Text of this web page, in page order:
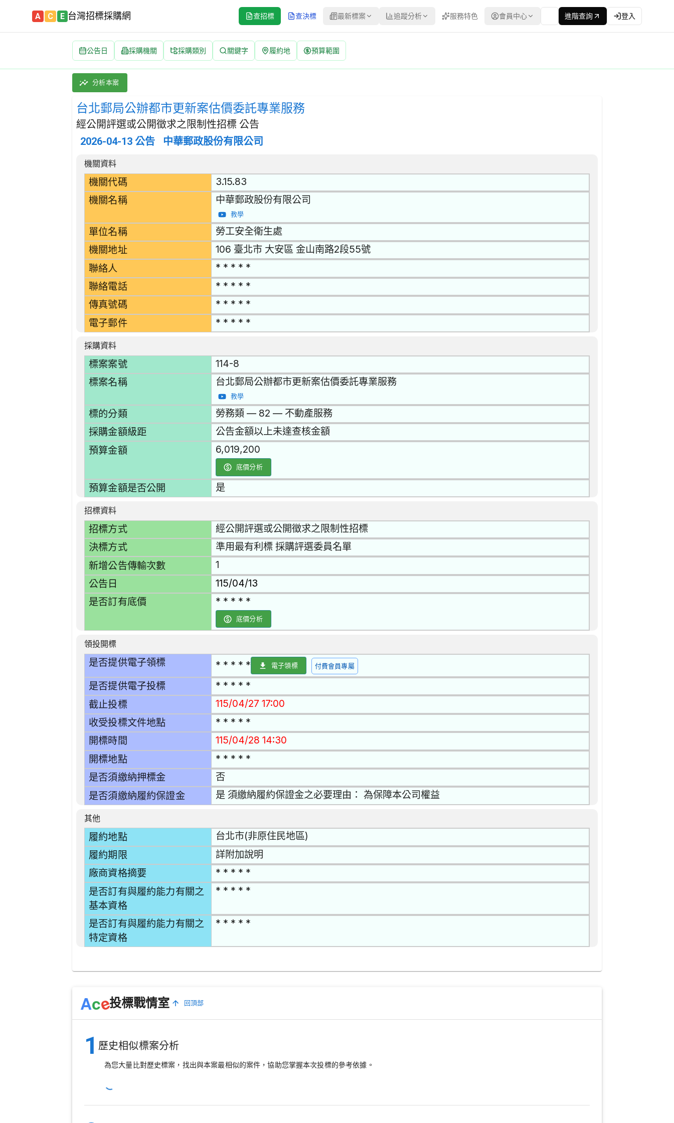
A C E 台灣招標採購網 查招標 查決標 最新標案 追蹤分析 服務特色 會員中心 進階查詢 登入
公告日 採購機關 採購類別 關鍵字 履約地 預算範圍
台北郵局公辦都市更新案估價委託專業服務 招標公告 | 案號：114-8 | 經公開評選或公開徵求之限制性招標 公告
採購類別：勞務類 不動產服務 | 招標方式：經公開評選或公開徵求之限制性招標 | 決標方式：準用最有利標 採購評選委員名單 | 資料來源：台灣政府電子採購網（公共
分析本案
台北郵局公辦都市更新案估價委託專業服務
經公開評選或公開徵求之限制性招標 公告
2026-04-13 公告 中華郵政股份有限公司
招標公告詳細內容
機關資料
機關代碼 3.15.83
機關名稱 中華郵政股份有限公司
教學
單位名稱 勞工安全衛生處
機關地址 106 臺北市 大安區 金山南路2段55號
聯絡人 * * * * *
聯絡電話 * * * * *
傳真號碼 * * * * *
電子郵件 * * * * *
採購資料
標案案號 114-8
標案名稱 台北郵局公辦都市更新案估價委託專業服務
教學
標的分類 勞務類 — 82 — 不動產服務
採購金額級距 公告金額以上未達查核金額
預算金額 6,019,200
底價分析
預算金額是否公開 是
招標資料
招標方式 經公開評選或公開徵求之限制性招標
決標方式 準用最有利標 採購評選委員名單
新增公告傳輸次數 1
公告日 115/04/13
是否訂有底價 * * * * *
底價分析
領投開標
是否提供電子領標 * * * * * 電子領標 付費會員專屬
是否提供電子投標 * * * * *
截止投標 115/04/27 17:00
收受投標文件地點 * * * * *
開標時間 115/04/28 14:30
開標地點 * * * * *
是否須繳納押標金 否
是否須繳納履約保證金 是 須繳納履約保證金之必要理由： 為保障本公司權益
其他
履約地點 台北市(非原住民地區)
履約期限 詳附加說明
廠商資格摘要 * * * * *
是否訂有與履約能力有關之
基本資格
* * * * *
是否訂有與履約能力有關之
特定資格
* * * * *
Ace投標戰情室 回頂部
1 歷史相似標案分析
為您大量比對歷史標案，找出與本案最相似的案件，協助您掌握本次投標的參考依據。